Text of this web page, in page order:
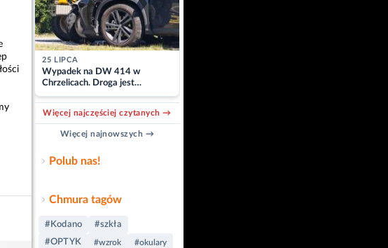
25 LIPCA
Wypadek na DW 414 w
Chrzelicach. Droga jest
zablokowana
Więcej najczęściej czytanych →
Więcej najnowszych →
Polub nas!
Chmura tagów
#Kodano
#szkła
#OPTYK
#wzrok #okulary